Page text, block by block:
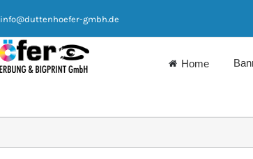
info@duttenhoefer-gmbh.de
Home